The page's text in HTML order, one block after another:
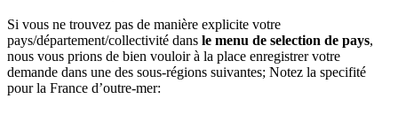
Si vous ne trouvez pas de manière explicite votre
pays/département/collectivité dans le menu de selection de pays,
nous vous prions de bien vouloir à la place enregistrer votre
demande dans une des sous-régions suivantes; Notez la specifité
pour la France d’outre-mer: